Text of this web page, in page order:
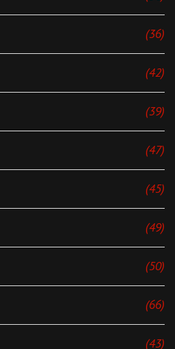
(36)
(42)
(39)
(47)
(45)
(49)
(50)
(66)
(43)